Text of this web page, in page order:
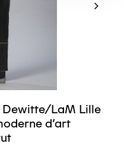
LaM Lille
d’art